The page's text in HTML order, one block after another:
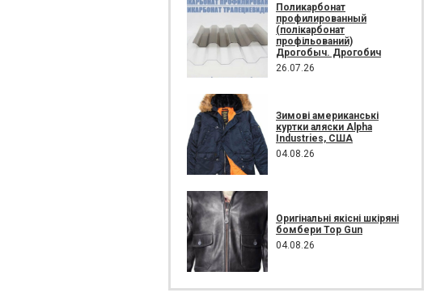
Поликарбонат
профилированный
(полікарбонат
профільований)
Дрогобыч. Дрогобич
26.07.26
Зимові американські
куртки аляски Alpha
Industries, США
04.08.26
Оригінальні якісні шкіряні
бомбери Top Gun
04.08.26